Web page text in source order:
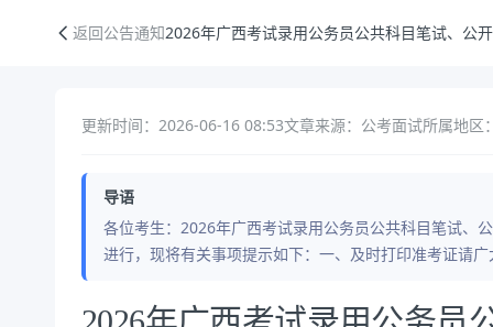
返回公告通知2026年广西考试录用公务员公共科目笔试、公
更新时间：2026-06-16 08:53文章来源：公考面试所属地区
导语
各位考生：2026年广西考试录用公务员公共科目笔试、
进行，现将有关事项提示如下：一、及时打印准考证请
公告正文